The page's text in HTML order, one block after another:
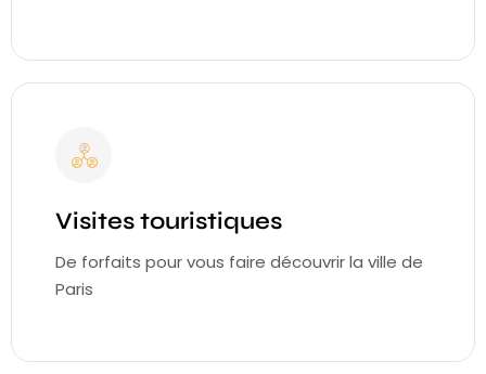
Visites touristiques
De forfaits pour vous faire découvrir la ville de
Paris